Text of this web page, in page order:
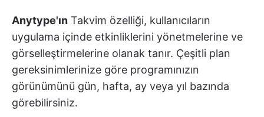
Anytype'ın Takvim özelliği, kullanıcıların
uygulama içinde etkinliklerini yönetmelerine ve
görselleştirmelerine olanak tanır. Çeşitli plan
gereksinimlerinize göre programınızın
görünümünü gün, hafta, ay veya yıl bazında
görebilirsiniz.